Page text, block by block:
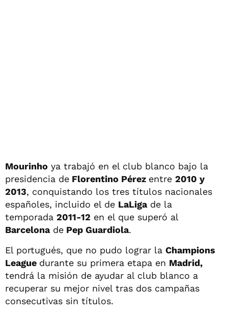
Mourinho ya trabajó en el club blanco bajo la
presidencia de Florentino Pérez entre 2010 y
2013, conquistando los tres títulos nacionales
españoles, incluido el de LaLigade la
temporada 2011-12 en el que superó al
Barcelonade Pep Guardiola.
El portugués, que no pudo lograr la Champions
League durante su primera etapa en Madrid,
tendrá la misión de ayudar al club blanco a
recuperar su mejor nivel tras dos campañas
consecutivas sin títulos.